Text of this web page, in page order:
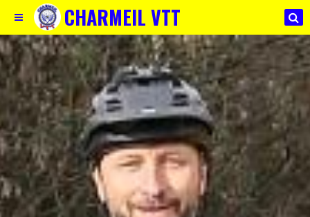
CHARMEIL VTT